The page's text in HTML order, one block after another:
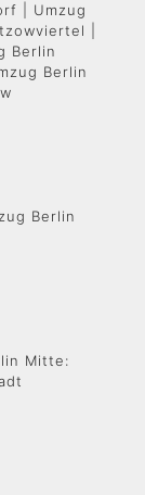
| Umzug
|
Berlin
Berlin
Berlin
Mitte: